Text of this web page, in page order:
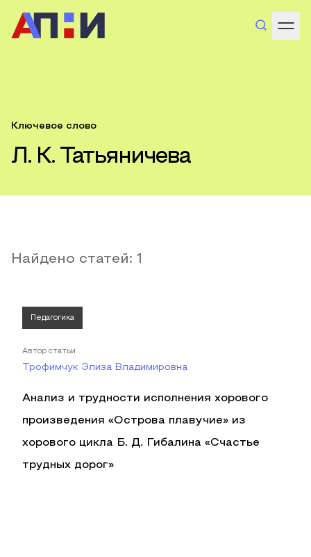
Ключевое слово
Л. К. Татьяничева
Найдено статей: 1
Педагогика
Автор статьи
Трофимчук Элиза Владимировна
Анализ и трудности исполнения хорового
произведения «Острова плавучие» из
хорового цикла Б. Д. Гибалина «Счастье
трудных дорог»